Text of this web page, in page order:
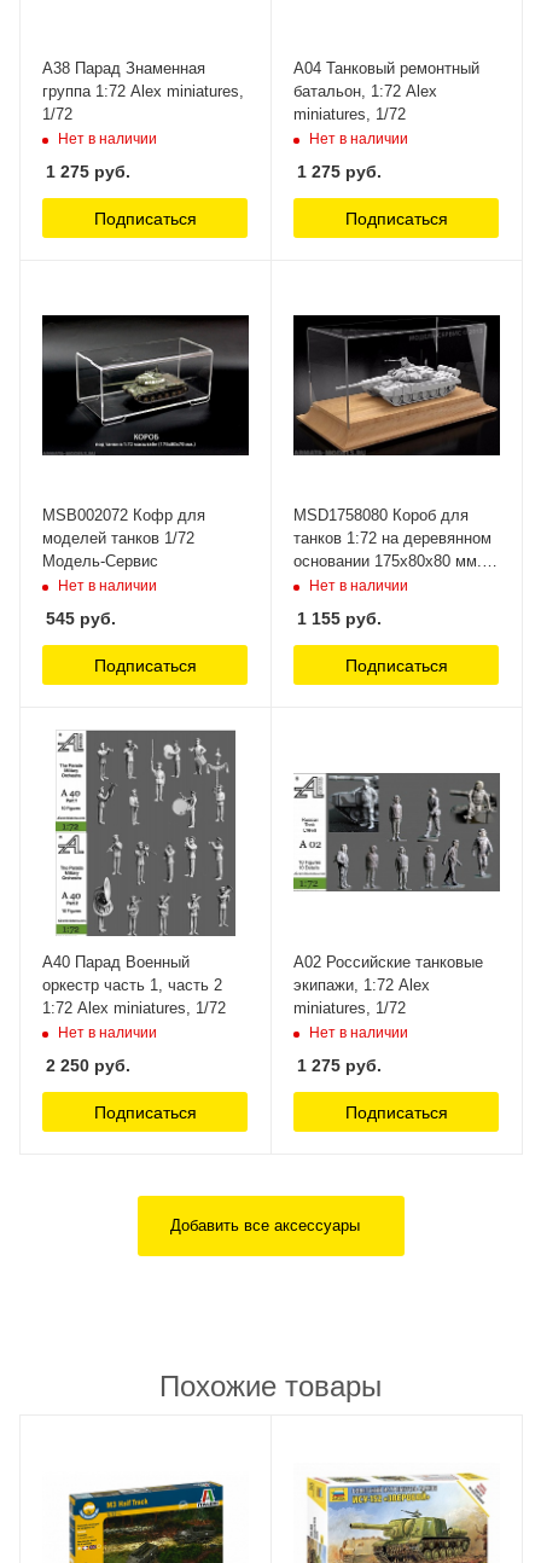
А38 Парад Знаменная
группа 1:72 Alex miniatures,
1/72
Нет в наличии
1 275 руб.
Подписаться
А04 Танковый ремонтный
батальон, 1:72 Alex
miniatures, 1/72
Нет в наличии
1 275 руб.
Подписаться
MSB002072 Кофр для
моделей танков 1/72
Модель-Сервис
Нет в наличии
545 руб.
Подписаться
MSD1758080 Короб для
танков 1:72 на деревянном
основании 175х80х80 мм.
Модель-Сервис
Нет в наличии
1 155 руб.
Подписаться
А40 Парад Военный
оркестр часть 1, часть 2
1:72 Alex miniatures, 1/72
Нет в наличии
2 250 руб.
Подписаться
А02 Российские танковые
экипажи, 1:72 Alex
miniatures, 1/72
Нет в наличии
1 275 руб.
Подписаться
Добавить все аксессуары
Похожие товары